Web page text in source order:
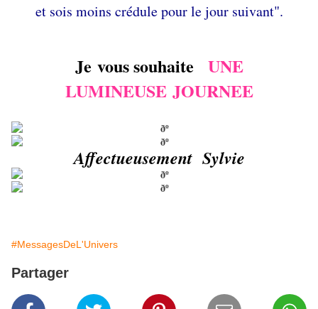
et sois moins crédule pour le jour suivant".
Je vous souhaite UNE
LUMINEUSE JOURNEE
Affectueusement Sylvie
#MessagesDeL'Univers
Partager